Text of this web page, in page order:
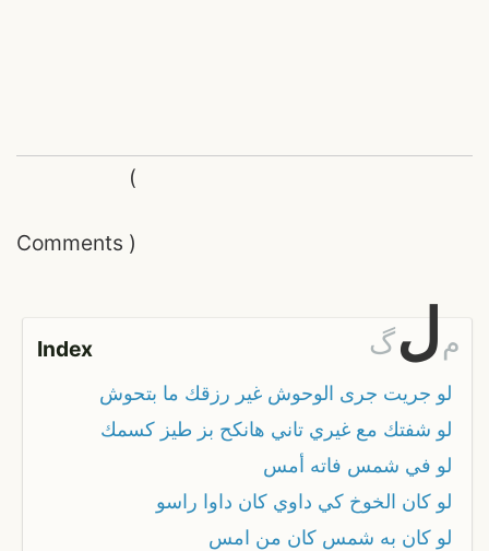
Comments
(
)
Index گ لم
لو جريت جرى الوحوش غير رزقك ما بتحوش
لو شفتك مع غيري تاني هانكح بز طيز كسمك
لو في شمس فاته أمس
لو كان الخوخ كي داوي كان داوا راسو
لو كان به شمس كان من امس